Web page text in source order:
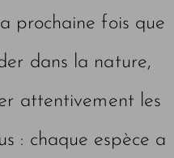
prochaine fois que
dans la nature,
attentivement les
: chaque espèce a